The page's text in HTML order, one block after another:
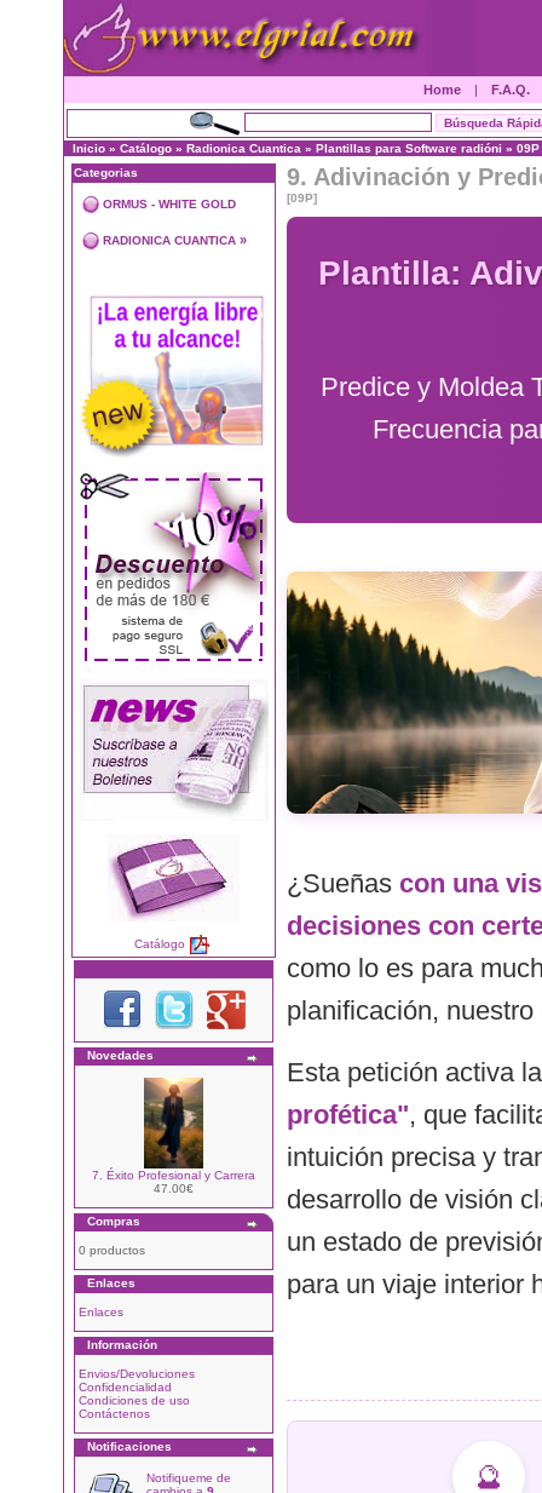
Home | F.A.Q.
Inicio » Catálogo » Radionica Cuantica » Plantillas para Software radióni » 09P
Categorias
ORMUS - WHITE GOLD
RADIONICA CUANTICA »
Catálogo
Novedades
7. Éxito Profesional y Carrera
47.00€
Compras
0 productos
Enlaces
Enlaces
Información
Envios/Devoluciones
Confidencialidad
Condiciones de uso
Contáctenos
Notificaciones
Notifiqueme de
9. Adivinación y
[09P]
Plantilla:
Predice y Moldea
Frecuencia
¿Sueñas con una
decisiones con
como lo es para
planificación, nuestro
Esta petición activa
profética", que
intuición precisa y
desarrollo de visión
un estado de
para un viaje interior
🔮